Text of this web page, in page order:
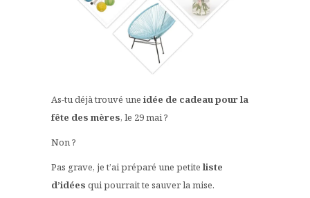
As-tu déjà trouvé une idée de cadeau pour la
fête des mères, le 29 mai ?
Non ?
Pas grave, je t’ai préparé une petite liste
d’idées qui pourrait te sauver la mise.